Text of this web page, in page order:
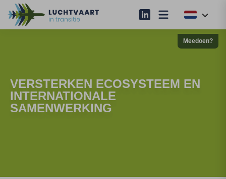
Meedoen?
VERSTERKEN ECOSYSTEEM EN
INTERNATIONALE
SAMENWERKING